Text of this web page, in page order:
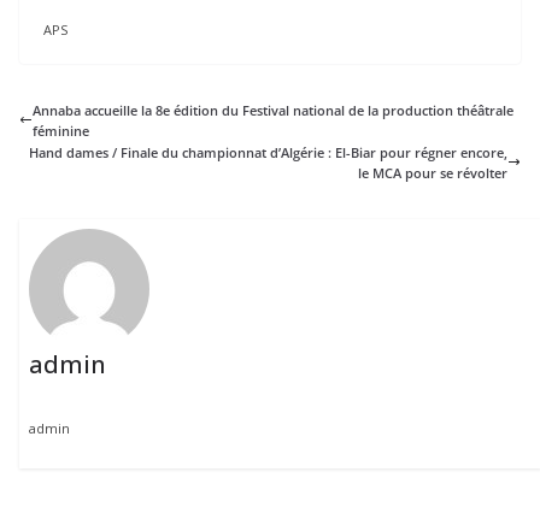
APS
Annaba accueille la 8e édition du Festival national de la production théâtrale
féminine
Hand dames / Finale du championnat d’Algérie : El-Biar pour régner encore,
le MCA pour se révolter
admin
admin